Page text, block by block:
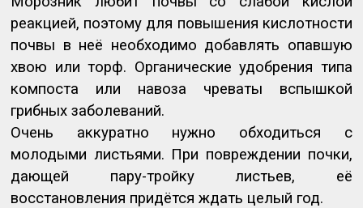
реакцией, поэтому для повышения кислотности
почвы в неё необходимо добавлять опавшую
хвою или торф. Органические удобрения типа
компоста или навоза чреваты вспышкой
грибных заболеваний.
Очень аккуратно нужно обходиться с
молодыми листьями. При повреждении почки,
дающей пару-тройку листьев, её
восстановления придётся ждать целый год.